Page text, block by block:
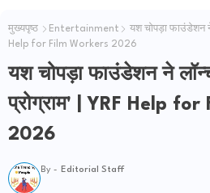
मुख्यपृष्ठ Entertainment
यश चोपड़ा फाउंडेशन ने
Help for Film Workers 2026
यश चोपड़ा फाउंडेशन ने
प्रोग्राम' | YRF Help
2026
By - Editorial Staff